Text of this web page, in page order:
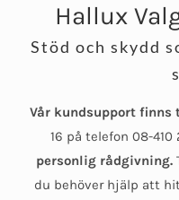
Hallux
Stöd och skydd
Vår kundsupport
16 på telefon 08-410
personlig rådgivning.
du behöver hjälp att